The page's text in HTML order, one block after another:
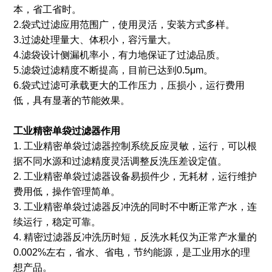
本，省工省时。
2.袋式过滤应用范围广，使用灵活，安装方式多样。
3.过滤处理量大、体积小，容污量大。
4.滤袋设计侧漏机率小，有力地保证了过滤品质。
5.滤袋过滤精度不断提高，目前已达到0.5μm。
6.袋式过滤可承载更大的工作压力，压损小，运行费用
低，具有显著的节能效果。
工业精密单袋过滤器作用
1. 工业精密单袋过滤器控制系统反应灵敏，运行，可以根
据不同水源和过滤精度灵活调整反洗压差设定值。
2. 工业精密单袋过滤器设备易损件少，无耗材，运行维护
费用低，操作管理简单。
3. 工业精密单袋过滤器反冲洗的同时不中断正常产水，连
续运行，稳定可靠。
4. 精密过滤器反冲洗历时短，反洗水耗仅为正常产水量的
0.002%左右，省水、省电，节约能源，是工业用水的理
想产品。